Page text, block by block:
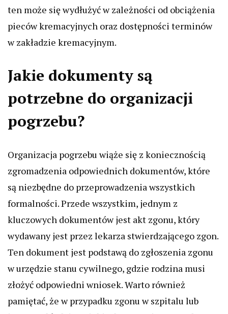
ten może się wydłużyć w zależności od obciążenia
pieców kremacyjnych oraz dostępności terminów
w zakładzie kremacyjnym.
Jakie dokumenty są
potrzebne do organizacji
pogrzebu?
Organizacja pogrzebu wiąże się z koniecznością
zgromadzenia odpowiednich dokumentów, które
są niezbędne do przeprowadzenia wszystkich
formalności. Przede wszystkim, jednym z
kluczowych dokumentów jest akt zgonu, który
wydawany jest przez lekarza stwierdzającego zgon.
Ten dokument jest podstawą do zgłoszenia zgonu
w urzędzie stanu cywilnego, gdzie rodzina musi
złożyć odpowiedni wniosek. Warto również
pamiętać, że w przypadku zgonu w szpitalu lub